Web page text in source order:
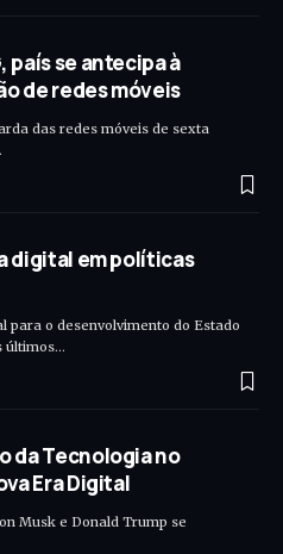
país se antecipa à
de redes móveis
das redes móveis de sexta
digital em políticas
para o desenvolvimento do Estado
últimos…
da Tecnologia no
Era Digital
Musk e Donald Trump se